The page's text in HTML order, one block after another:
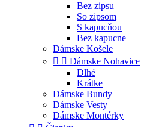
Bez zipsu
So zipsom
S kapucňou
Bez kapucne
Dámske Košele
  Dámske Nohavice
Dlhé
Krátke
Dámske Bundy
Dámske Vesty
Dámske Montérky